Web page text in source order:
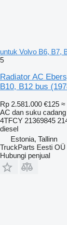
untuk Volvo B6, B7,
5
Radiator AC
B10, B12 bus
Rp 2.581.000 €125 ≈
AC dan suku
4TFCY 21369845
diesel
Estonia, Tallinn
TruckParts Eesti OÜ
Hubungi penjual